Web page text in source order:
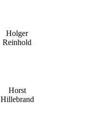
Holger
Reinhold
Horst
Hillebrand